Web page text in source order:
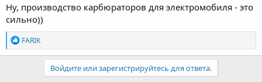
Ну, производство карбюраторов для электромобиля - это
сильно))
Р
е
а
FARIK
Войдите или зарегистрируйтесь для ответа.